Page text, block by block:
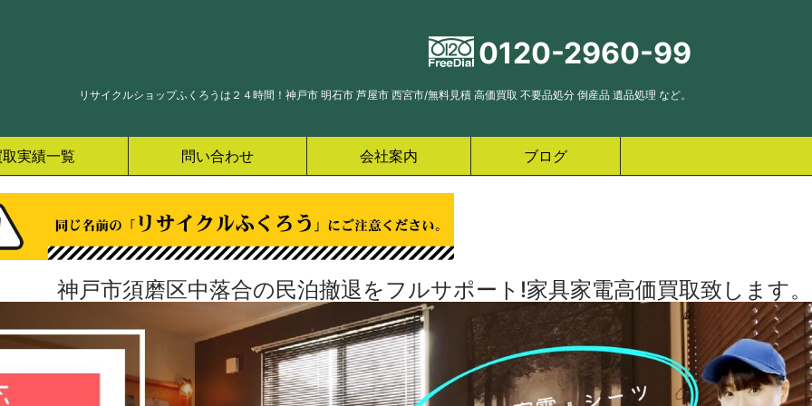
0120-2960-99
リサイクルショップふくろうは２４時間！神戸市 明石市 芦屋市 西宮市/無料見積 高価買取 不要品処分 倒産品 遺品処理 など。
実績一覧 問い合わせ 会社案内 ブログ
神戸市須磨区中落合の民泊撤退をフルサポート!家具家電高価買取致します。